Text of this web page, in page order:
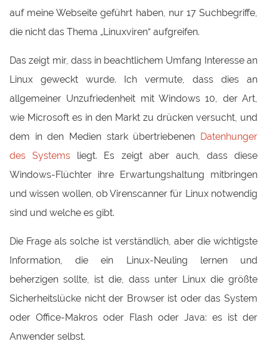
auf meine Webseite geführt haben, nur 17 Suchbegriffe,
die nicht das Thema „Linuxviren“ aufgreifen.
Das zeigt mir, dass in beachtlichem Umfang Interesse an
Linux geweckt wurde. Ich vermute, dass dies an
allgemeiner Unzufriedenheit mit Windows 10, der Art,
wie Microsoft es in den Markt zu drücken versucht, und
dem in den Medien stark übertriebenen Datenhunger
des Systems liegt. Es zeigt aber auch, dass diese
Windows-Flüchter ihre Erwartungshaltung mitbringen
und wissen wollen, ob Virenscanner für Linux notwendig
sind und welche es gibt.
Die Frage als solche ist verständlich, aber die wichtigste
Information, die ein Linux-Neuling lernen und
beherzigen sollte, ist die, dass unter Linux die größte
Sicherheitslücke nicht der Browser ist oder das System
oder Office-Makros oder Flash oder Java: es ist der
Anwender selbst.